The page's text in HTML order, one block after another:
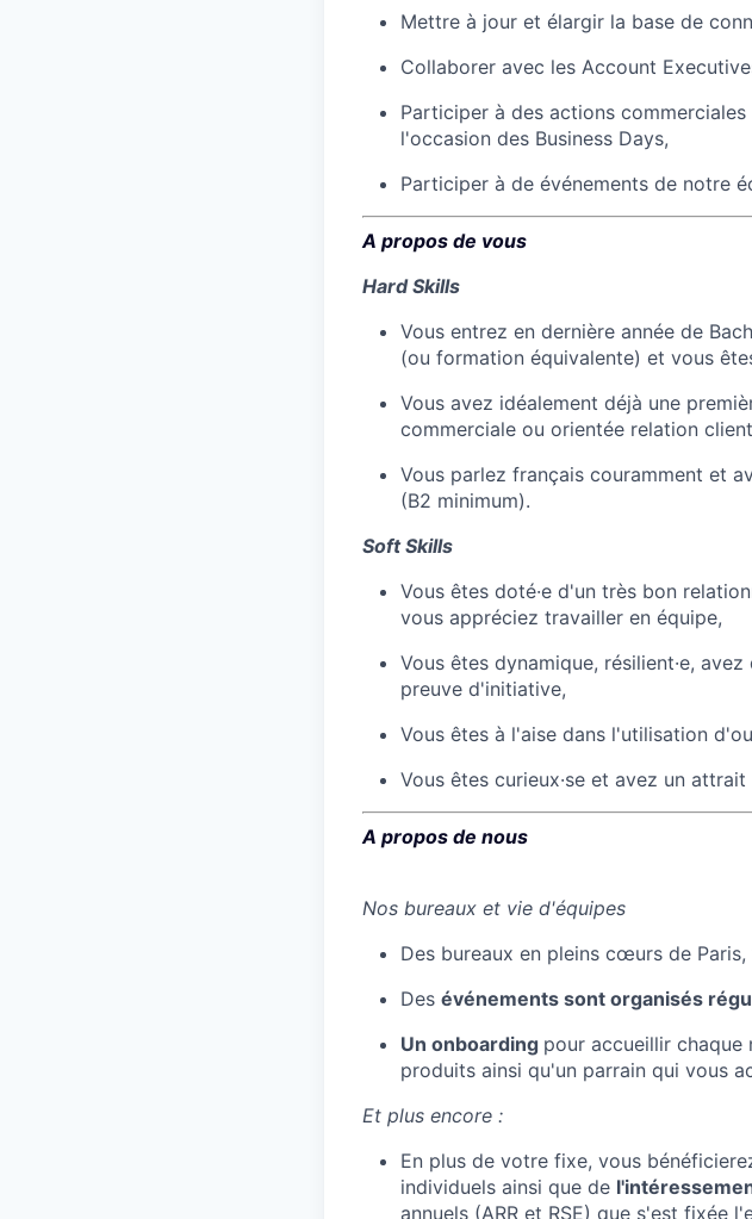
Mettre à jour et élargir la base de
Collaborer avec les Account
Participer à des actions
l'occasion des Business Days,
Participer à de événements de notre
A propos de vous
Hard Skills
Vous entrez en dernière année de
(ou formation équivalente) et vous
Vous avez idéalement déjà une
commerciale ou orientée relation
Vous parlez français couramment et
(B2 minimum).
Soft Skills
Vous êtes doté·e d'un très bon
vous appréciez travailler en équipe,
Vous êtes dynamique, résilient·e,
preuve d'initiative,
Vous êtes à l'aise dans l'utilisation
Vous êtes curieux·se et avez un
A propos de nous
Nos bureaux et vie d'équipes
Des bureaux en pleins cœurs de
Des événements sont organisés
Un onboarding pour accueillir chaque
produits ainsi qu'un parrain qui vous
Et plus encore :
En plus de votre fixe, vous
individuels ainsi que de
annuels (ARR et RSE) que s'est fixée